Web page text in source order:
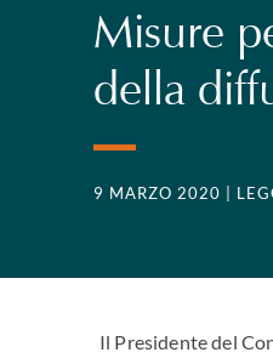
Misure
della
9 MARZO 2020 |
Il Presidente del